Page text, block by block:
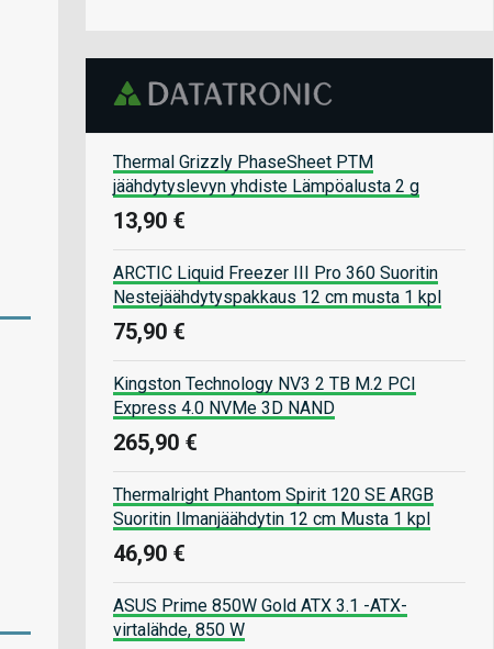
Thermal Grizzly PhaseSheet PTM
jäähdytyslevyn yhdiste Lämpöalusta 2 g
13,90 €
ARCTIC Liquid Freezer III Pro 360 Suoritin
Nestejäähdytyspakkaus 12 cm musta 1 kpl
75,90 €
Kingston Technology NV3 2 TB M.2 PCI
Express 4.0 NVMe 3D NAND
265,90 €
Thermalright Phantom Spirit 120 SE ARGB
Suoritin Ilmanjäähdytin 12 cm Musta 1 kpl
46,90 €
ASUS Prime 850W Gold ATX 3.1 -ATX-
virtalähde, 850 W